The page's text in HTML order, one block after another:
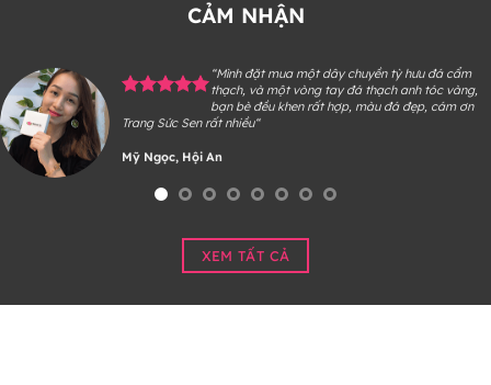
CẢM NHẬN
chuyền tỳ hưu đá cẩm
đá thạch anh tóc vàng,
màu đá đẹp, cám ơn
“Hiền mua một
một vòng thạch
là bạn của chị Sen
XEM TẤT CẢ